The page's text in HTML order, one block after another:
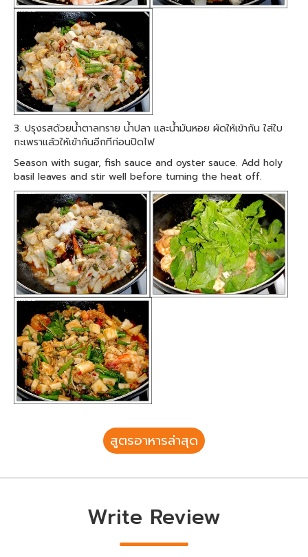
3. ปรุงรสด้วยน้ำตาลทราย น้ำปลา และน้ำมันหอย ผัดให้เข้ากัน ใส่ใบ
กะเพราแล้วให้เข้ากันอีกทีก่อนปิดไฟ
Season with sugar, fish sauce and oyster sauce. Add holy
basil leaves and stir well before turning the heat off.
สูตรอาหารล่าสุด
Write Review